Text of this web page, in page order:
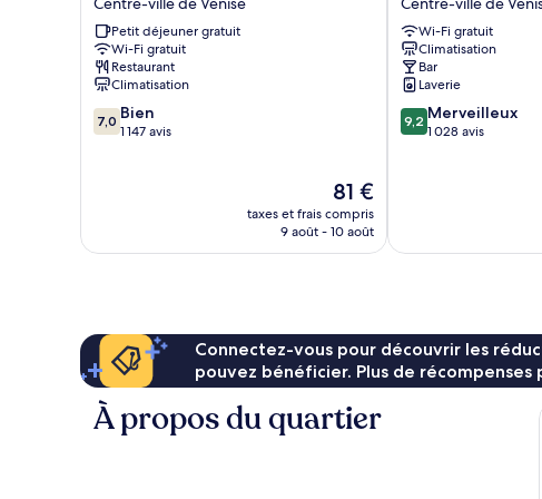
Centre-
ville
de
Venise
Petit déjeuner gratuit
Wi-Fi gratuit
Restaurant
Climatisation
7.0
sur
7,0 Bien
1 147 avis
Le
nouveau
prix
81 €
taxes et frais compris
9 août - 10 août
Venezia
Centre-
ville
de
Venise
Wi-Fi gratuit
Climatisation
Bar
Laverie
9.2
sur
9,2 Merveilleux
1 028 avis
Connectez-vous pour découvrir les
pouvez bénéficier. Plus de récompenses
À propos du quartier